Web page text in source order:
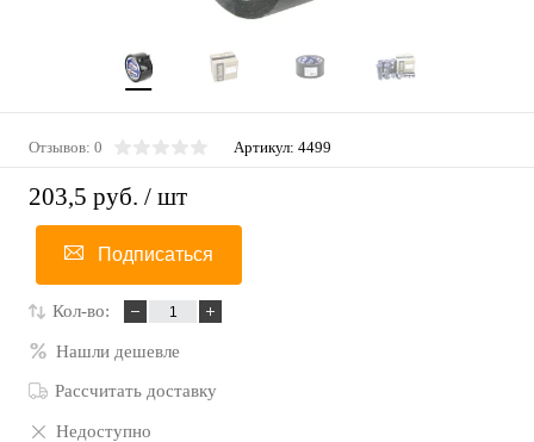
Отзывов: 0 Артикул: 4499
203,5 руб. / шт
Подписаться
Кол-во:
Нашли дешевле
Рассчитать доставку
Недоступно